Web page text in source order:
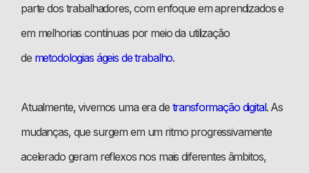
parte dos trabalhadores, com enfoque em aprendizados e
em melhorias contínuas por meio da utilização
de metodologias ágeis de trabalho.
Atualmente, vivemos uma era de transformação digital. As
mudanças, que surgem em um ritmo progressivamente
acelerado geram reflexos nos mais diferentes âmbitos,